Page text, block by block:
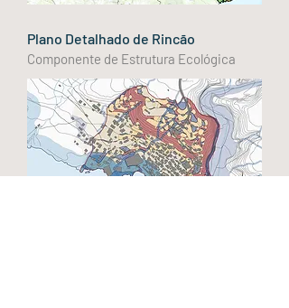
Plano Detalhado de Rincão
Componente de Estrutura Ecológica